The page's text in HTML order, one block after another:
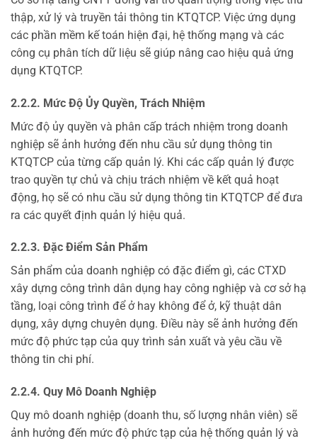
thập, xử lý và truyền tải thông tin KTQTCP. Việc ứng dụng
các phần mềm kế toán hiện đại, hệ thống mạng và các
công cụ phân tích dữ liệu sẽ giúp nâng cao hiệu quả ứng
dụng KTQTCP.
2.2.2. Mức Độ Ủy Quyền, Trách Nhiệm
Mức độ ủy quyền và phân cấp trách nhiệm trong doanh
nghiệp sẽ ảnh hưởng đến nhu cầu sử dụng thông tin
KTQTCP của từng cấp quản lý. Khi các cấp quản lý được
trao quyền tự chủ và chịu trách nhiệm về kết quả hoạt
động, họ sẽ có nhu cầu sử dụng thông tin KTQTCP để đưa
ra các quyết định quản lý hiệu quả.
2.2.3. Đặc Điểm Sản Phẩm
Sản phẩm của doanh nghiệp có đặc điểm gì, các CTXD
xây dựng công trình dân dụng hay công nghiệp và cơ sở hạ
tầng, loại công trình để ở hay không để ở, kỹ thuật dân
dụng, xây dựng chuyên dụng. Điều này sẽ ảnh hưởng đến
mức độ phức tạp của quy trình sản xuất và yêu cầu về
thông tin chi phí.
2.2.4. Quy Mô Doanh Nghiệp
Quy mô doanh nghiệp (doanh thu, số lượng nhân viên) sẽ
ảnh hưởng đến mức độ phức tạp của hệ thống quản lý và